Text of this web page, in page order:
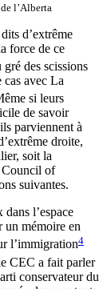
l’Alberta
d’extrême
force de ce
gré des scissions
cas avec La
si leurs
de savoir
parviennent à
droite,
soit la
Council of
suivantes.
l’espace
un mémoire en
l’immigration4
CEC a fait parler
conservateur du